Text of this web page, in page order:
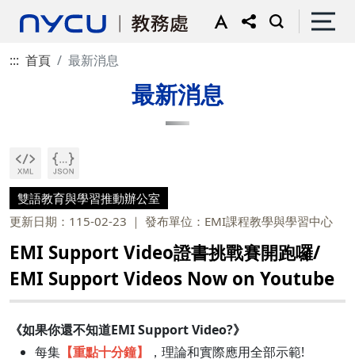
::: 首頁 最新消息
最新消息
雙語教育與學習推動辦公室
更新日期：115-02-23
發布單位：EMI課程教學與學習中心
EMI Support Video證書挑戰賽開跑囉/
EMI Support Videos Now on Youtube
《如果你還不知道EMI Support Video?》
每集 【重點十分鐘】
，理論和實際應用全部示範!